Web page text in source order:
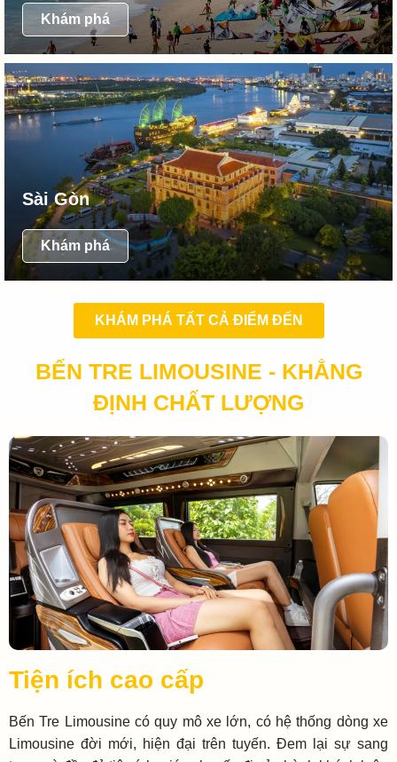
Khám phá
Sài Gòn
Khám phá
KHÁM PHÁ TẤT CẢ ĐIỂM ĐẾN
BẾN TRE LIMOUSINE - KHẲNG
ĐỊNH CHẤT LƯỢNG
Tiện ích cao cấp
Bến Tre Limousine có quy mô xe lớn, có hệ thống dòng xe
Limousine đời mới, hiện đại trên tuyến. Đem lại sự sang